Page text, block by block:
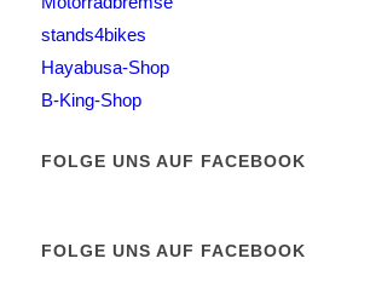
stands4bikes
Hayabusa-Shop
B-King-Shop
FOLGE UNS AUF FACEBOOK
FOLGE UNS AUF FACEBOOK